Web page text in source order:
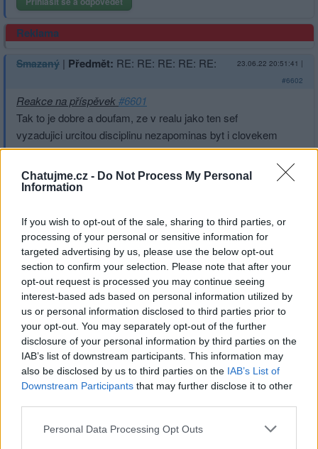
Chatujme.cz - Do Not Process My Personal
Information
If you wish to opt-out of the sale, sharing to third parties, or
processing of your personal or sensitive information for
targeted advertising by us, please use the below opt-out
section to confirm your selection. Please note that after your
opt-out request is processed you may continue seeing
interest-based ads based on personal information utilized by
us or personal information disclosed to third parties prior to
your opt-out. You may separately opt-out of the further
disclosure of your personal information by third parties on the
IAB’s list of downstream participants. This information may
also be disclosed by us to third parties on the IAB’s List of
Downstream Participants that may further disclose it to other
Personal Data Processing Opt Outs
Reklama
Smazaný | Předmět: RE: RE: RE: RE: RE: 23.06.22 20:51:41 |
#6602
Reakce na příspěvek#6601
Tak to je dobre a doufam, ze v realu jako ten sef
vyzadujici urcitou disciplinu nezapominas byt i clovekem
s dobrym srdcem co ma i pochopeni pro jine lidi a jejich
slabosti.
nimi soucitis. Ono k te nasi lasce nepochybne patri i to,
ze i kdyz mame pochopeni pro selhani lidi, kterymi sme
sami, tak zaroven vime razne odsoudit to zle, co jako lidi
delame, nebo bez toho neni mozne pouceni ani zadna
sebereflexe a ucime se az do konce naseho zivota.
Přihlásit se a odpovědět
Reklama
Spra-Tec |Předmět: RE: RE: RE: RE: